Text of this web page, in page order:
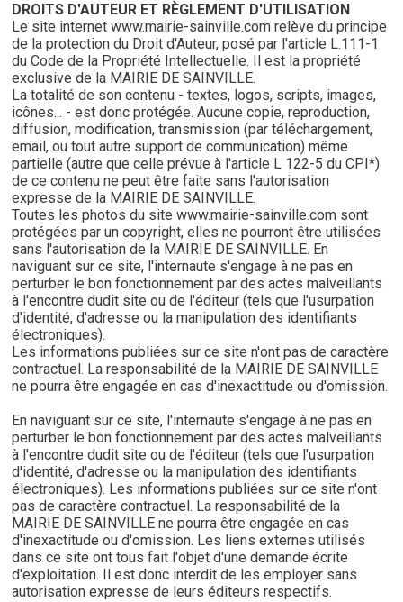
DROITS D'AUTEUR ET RÈGLEMENT D'UTILISATION
Le site internet www.mairie-sainville.com relève du principe
de la protection du Droit d'Auteur, posé par l'article L.111-1
du Code de la Propriété Intellectuelle. Il est la propriété
exclusive de la MAIRIE DE SAINVILLE.
La totalité de son contenu - textes, logos, scripts, images,
icônes... - est donc protégée. Aucune copie, reproduction,
diffusion, modification, transmission (par téléchargement,
email, ou tout autre support de communication) même
partielle (autre que celle prévue à l'article L 122-5 du CPI*)
de ce contenu ne peut être faite sans l'autorisation
expresse de la MAIRIE DE SAINVILLE.
Toutes les photos du site www.mairie-sainville.com sont
protégées par un copyright, elles ne pourront être utilisées
sans l'autorisation de la MAIRIE DE SAINVILLE. En
naviguant sur ce site, l'internaute s'engage à ne pas en
perturber le bon fonctionnement par des actes malveillants
à l'encontre dudit site ou de l'éditeur (tels que l'usurpation
d'identité, d'adresse ou la manipulation des identifiants
électroniques).
Les informations publiées sur ce site n'ont pas de caractère
contractuel. La responsabilité de la MAIRIE DE SAINVILLE
ne pourra être engagée en cas d'inexactitude ou d'omission.
En naviguant sur ce site, l'internaute s'engage à ne pas en
perturber le bon fonctionnement par des actes malveillants
à l'encontre dudit site ou de l'éditeur (tels que l'usurpation
d'identité, d'adresse ou la manipulation des identifiants
électroniques). Les informations publiées sur ce site n'ont
pas de caractère contractuel. La responsabilité de la
MAIRIE DE SAINVILLE ne pourra être engagée en cas
d'inexactitude ou d'omission. Les liens externes utilisés
dans ce site ont tous fait l'objet d'une demande écrite
d'exploitation. Il est donc interdit de les employer sans
autorisation expresse de leurs éditeurs respectifs.